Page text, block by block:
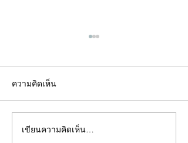
คอลัมน์"จับชีพจรวงการ
ความคิดเห็น
เขียนความคิดเห็น…